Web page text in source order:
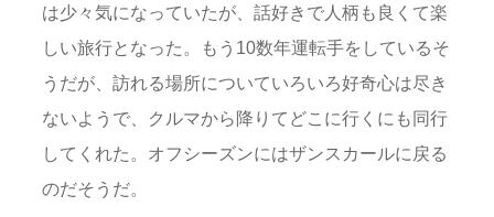
は少々気になっていたが、話好きで人柄も良くて楽
しい旅行となった。もう10数年運転手をしているそ
うだが、訪れる場所についていろいろ好奇心は尽き
ないようで、クルマから降りてどこに行くにも同行
してくれた。オフシーズンにはザンスカールに戻る
のだそうだ。